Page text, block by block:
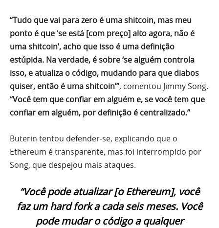
“Tudo que vai para zero é uma shitcoin, mas meu
ponto é que ‘se está [com preço] alto agora, não é
uma shitcoin’, acho que isso é uma definição
estúpida. Na verdade, é sobre ‘se alguém controla
isso, e atualiza o código, mudando para que diabos
quiser, então é uma shitcoin’”, comentou Jimmy Song.
“Você tem que confiar em alguém e, se você tem que
confiar em alguém, por definição é centralizado.”
Buterin tentou defender-se, explicando que o
Ethereum é transparente, mas foi interrompido por
Song, que despejou mais ataques.
“Você pode atualizar [o Ethereum], você
faz um hard fork a cada seis meses. Você
pode mudar o código a qualquer